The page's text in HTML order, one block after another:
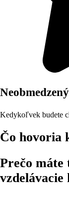
Kedykoľvek budete
Čo hovoria
Prečo máte
vzdelávacie